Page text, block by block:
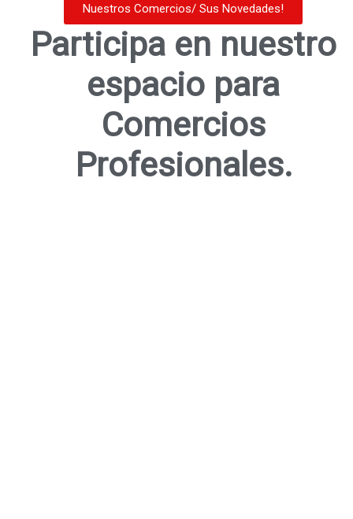
Nuestros Comercios/ Sus Novedades!
Participa en nuestro
espacio para
Comercios
Profesionales.